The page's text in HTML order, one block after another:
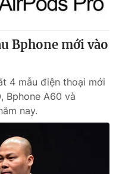
Bphone mới vào
4 mẫu điện thoại mới
Bphone A60 và
nay.